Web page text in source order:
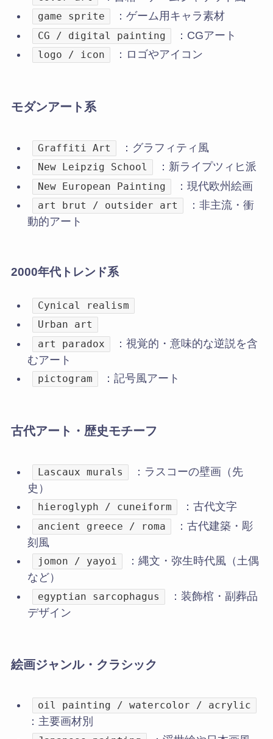
game sprite ：ゲーム用キャラ素材
CG / digital painting ：CGアート
logo / icon ：ロゴやアイコン
モダンアート系
Graffiti Art ：グラフィティ風
New Leipzig School ：新ライプツィヒ派
New European Painting ：現代欧州絵画
art brut / outsider art
：非主流・衝
動的アート
2000年代トレンド系
Cynical realism
Urban art
art paradox
：視覚的・意味的な逆説を含
むアート
pictogram ：記号風アート
古代アート・歴史モチーフ
Lascaux murals
：ラスコーの壁画（先
史）
hieroglyph / cuneiform ：古代文字
ancient greece / roma
：古代建築・彫
刻風
jomon / yayoi
：縄文・弥生時代風（土偶
など）
egyptian sarcophagus
：装飾棺・副葬品
デザイン
絵画ジャンル・クラシック
oil painting / watercolor / acrylic
：主要画材別